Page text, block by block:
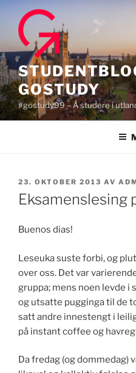
innhold
GOSTUDY
#gostudy99 – Å studere i
PUBLISERT
23. OKTOBER 2013 AV
Eksamenslesing
Buenos dias!
Leseuka suste forbi, og
over oss. Det var
gruppa; mens noen levde i
og utsatte pugginga til de
satt andre innestengt i
på instant coffee og
Da fredag (og dommedag)